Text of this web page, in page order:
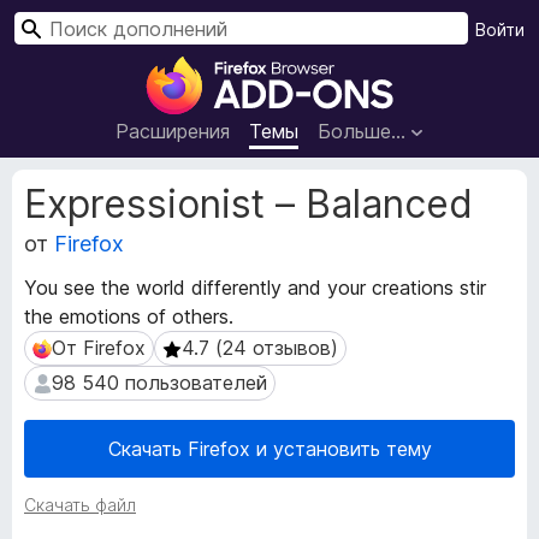
Д
о
п
о
н
и
я
д
л
я
б
р
Расширения Темы Больше…
Войти
П
Expressionist – Balanced
от Firefox
You see the world differently and your creations stir
the emotions of others.
От Firefox
От Firefox 4.7 (24 отзывов)
4.7 (24 отзывов)
98 540 пользователей
98 540 пользователей
Скачать Firefox и установить тему
Скачать файл
М
е
т
д
а
н
н
ы
е
а
с
ш